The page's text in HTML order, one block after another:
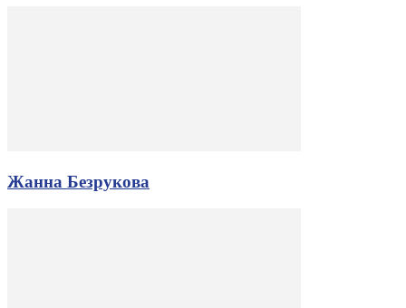
Жанна Безрукова